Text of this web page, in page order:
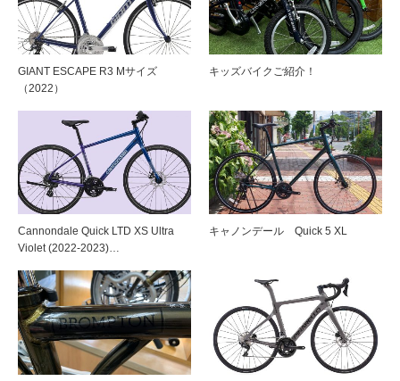
GIANT ESCAPE R3 Mサイズ
（2022）
キッズバイクご紹介！
Cannondale Quick LTD XS Ultra
Violet (2022-2023)…
キャノンデール Quick 5 XL